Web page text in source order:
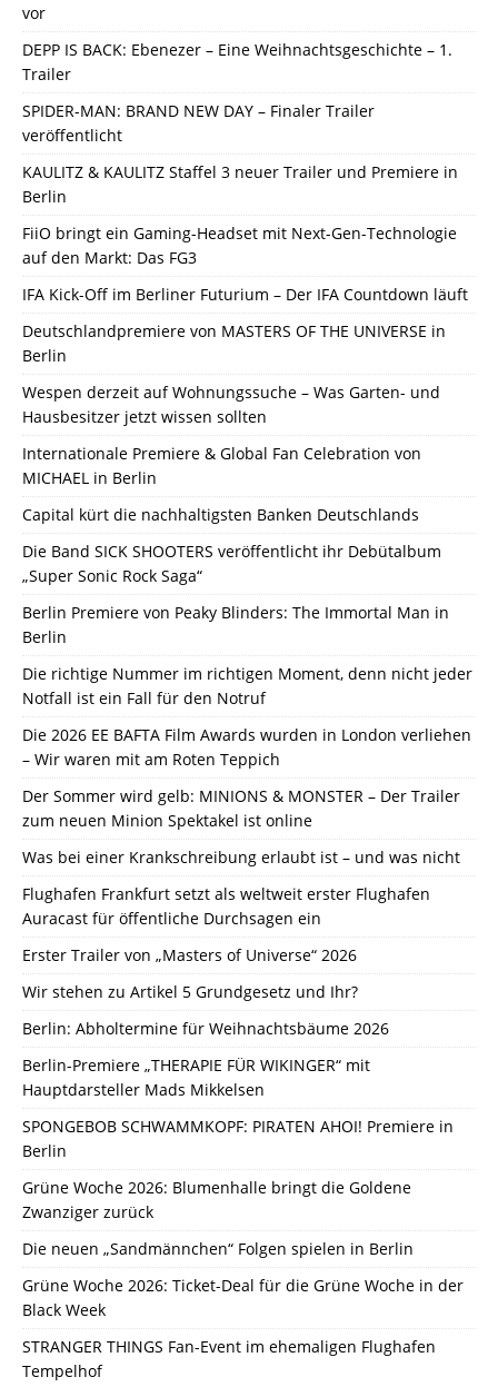
vor
DEPP IS BACK: Ebenezer – Eine Weihnachtsgeschichte – 1.
Trailer
SPIDER-MAN: BRAND NEW DAY – Finaler Trailer
veröffentlicht
KAULITZ & KAULITZ Staffel 3 neuer Trailer und Premiere in
Berlin
FiiO bringt ein Gaming-Headset mit Next-Gen-Technologie
auf den Markt: Das FG3
IFA Kick-Off im Berliner Futurium – Der IFA Countdown läuft
Deutschlandpremiere von MASTERS OF THE UNIVERSE in
Berlin
Wespen derzeit auf Wohnungssuche – Was Garten- und
Hausbesitzer jetzt wissen sollten
Internationale Premiere & Global Fan Celebration von
MICHAEL in Berlin
Capital kürt die nachhaltigsten Banken Deutschlands
Die Band SICK SHOOTERS veröffentlicht ihr Debütalbum
„Super Sonic Rock Saga“
Berlin Premiere von Peaky Blinders: The Immortal Man in
Berlin
Die richtige Nummer im richtigen Moment, denn nicht jeder
Notfall ist ein Fall für den Notruf
Die 2026 EE BAFTA Film Awards wurden in London verliehen
– Wir waren mit am Roten Teppich
Der Sommer wird gelb: MINIONS & MONSTER – Der Trailer
zum neuen Minion Spektakel ist online
Was bei einer Krankschreibung erlaubt ist – und was nicht
Flughafen Frankfurt setzt als weltweit erster Flughafen
Auracast für öffentliche Durchsagen ein
Erster Trailer von „Masters of Universe“ 2026
Wir stehen zu Artikel 5 Grundgesetz und Ihr?
Berlin: Abholtermine für Weihnachtsbäume 2026
Berlin-Premiere „THERAPIE FÜR WIKINGER“ mit
Hauptdarsteller Mads Mikkelsen
SPONGEBOB SCHWAMMKOPF: PIRATEN AHOI! Premiere in
Berlin
Grüne Woche 2026: Blumenhalle bringt die Goldene
Zwanziger zurück
Die neuen „Sandmännchen“ Folgen spielen in Berlin
Grüne Woche 2026: Ticket-Deal für die Grüne Woche in der
Black Week
STRANGER THINGS Fan-Event im ehemaligen Flughafen
Tempelhof